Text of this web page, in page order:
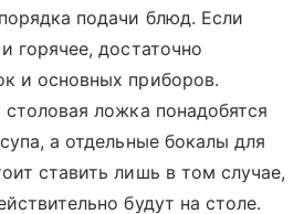
подачи блюд. Если
горячее, достаточно
и основных приборов.
столовая ложка понадобятся
а отдельные бокалы для
ставить лишь в том случае,
будут на столе.